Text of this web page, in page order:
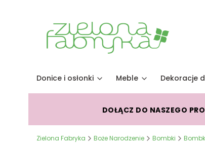
Donice i osłonki Meble Dekoracje
DOŁĄCZ DO NASZEGO
Zielona Fabryka Boże Narodzenie Bombki